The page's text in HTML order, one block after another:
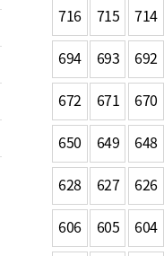
716
715
714
694
693
692
672
671
670
650
649
648
628
627
626
606
605 604